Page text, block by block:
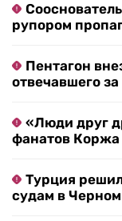
рупором
Пентагон
отвечавшего
«Люди друг
фанатов Коржа
Турция
судам в